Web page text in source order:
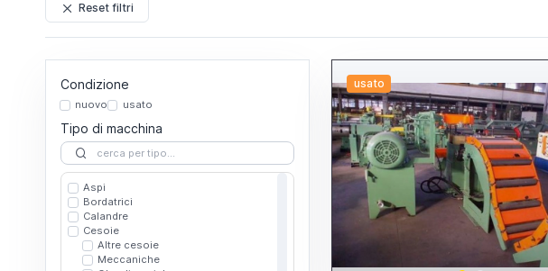
Reset filtri
Condizione
nuovo usato
Tipo di macchina
Aspi
Bordatrici
Calandre
Cesoie
Altre cesoie
Meccaniche
usato